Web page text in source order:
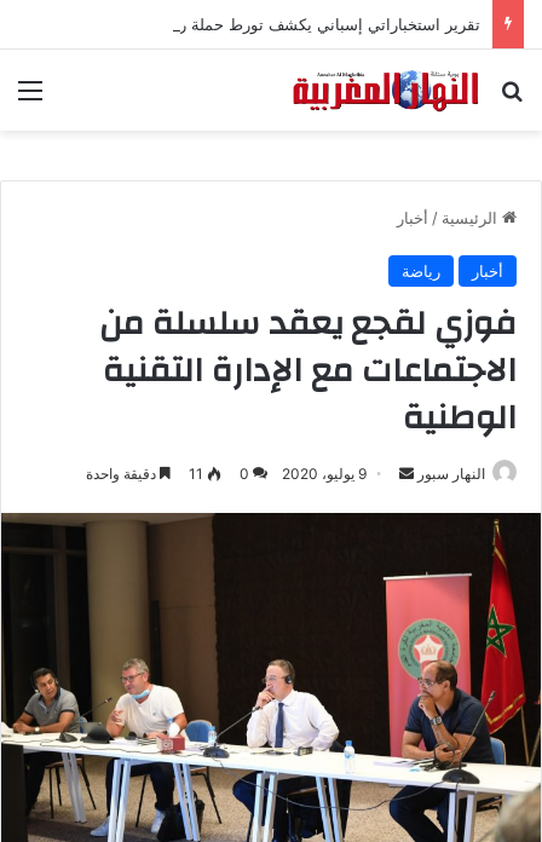
بحث عن
الرئيسية / أخبار
أخبار رياضة
فوزي لقجع يعقد سلسلة من
الاجتماعات مع الإدارة التقنية
الوطنية
النهار سبور
ي
ل
ك
ت
9 يوليو، 2020 0
11 دقيقة واحدة